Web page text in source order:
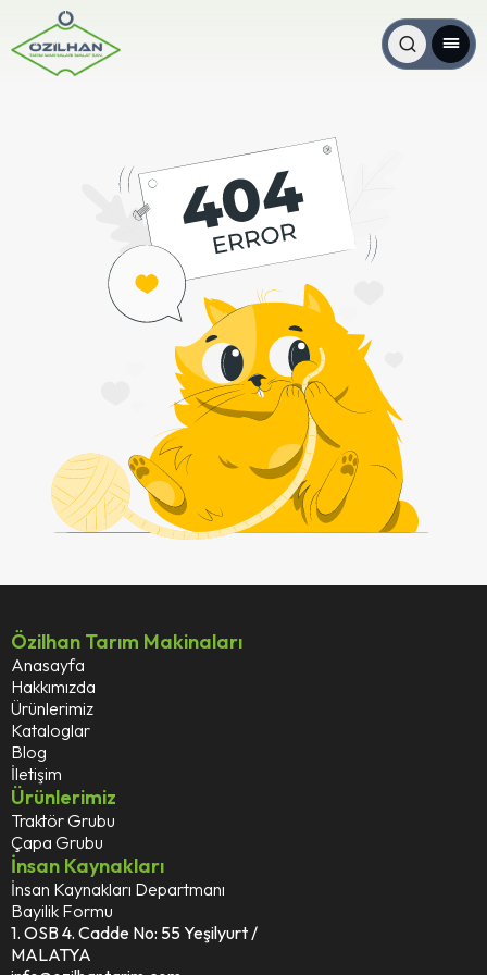
Özilhan Tarım Makinaları
Anasayfa
Hakkımızda
Ürünlerimiz
Kataloglar
Blog
İletişim
Ürünlerimiz
Traktör Grubu
Çapa Grubu
İnsan Kaynakları
İnsan Kaynakları Departmanı
Bayilik Formu
1. OSB 4. Cadde No: 55 Yeşilyurt /
MALATYA